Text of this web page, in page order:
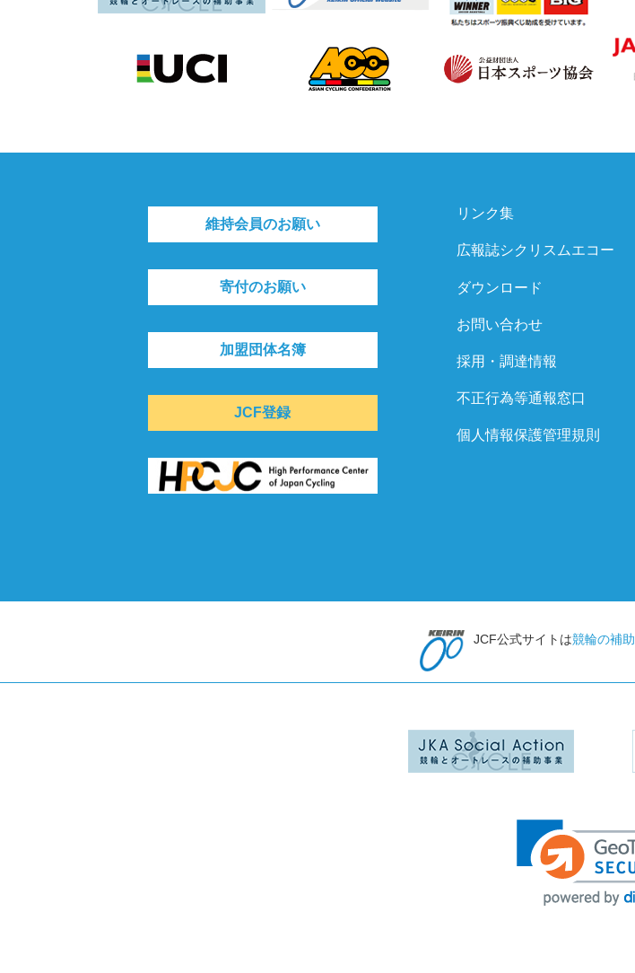
維持会員のお願い
寄付のお願い
加盟団体名簿
JCF登録
リンク集
広報誌シクリスムエコー
ダウンロード
お問い合わせ
採用・調達情報
不正行為等通報窓口
個人情報保護管理規則
JCF公式サイトは競輪の補助